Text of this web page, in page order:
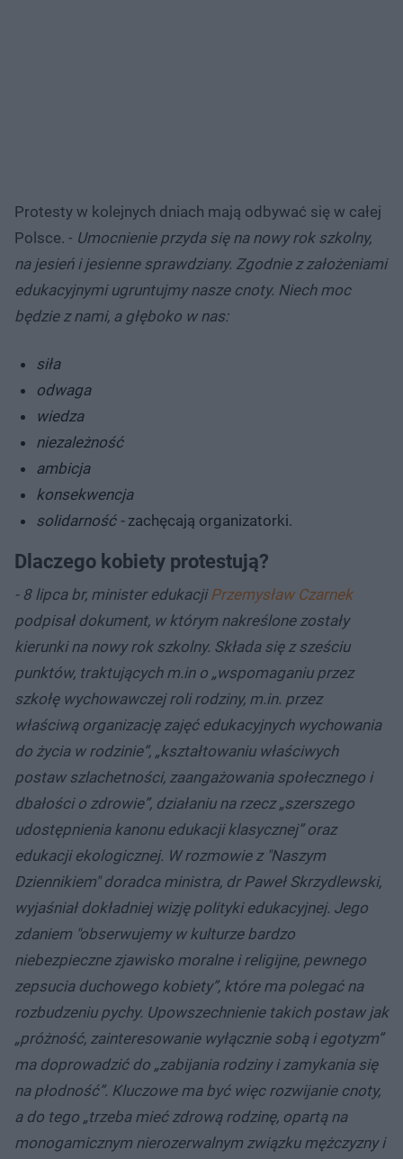
Protesty w kolejnych dniach mają odbywać się w całej
Polsce. - Umocnienie przyda się na nowy rok szkolny,
na jesień i jesienne sprawdziany. Zgodnie z założeniami
edukacyjnymi ugruntujmy nasze cnoty. Niech moc
będzie z nami, a głęboko w nas:
siła
odwaga
wiedza
niezależność
ambicja
konsekwencja
solidarność -zachęcają organizatorki.
Dlaczego kobiety protestują?
- 8 lipca br, minister edukacjiPrzemysław Czarnek
podpisał dokument, w którym nakreślone zostały
kierunki na nowy rok szkolny. Składa się z sześciu
punktów, traktujących m.in o „wspomaganiu przez
szkołę wychowawczej roli rodziny, m.in. przez
właściwą organizację zajęć edukacyjnych wychowania
do życia w rodzinie”, „kształtowaniu właściwych
postaw szlachetności, zaangażowania społecznego i
dbałości o zdrowie”, działaniu na rzecz „szerszego
udostępnienia kanonu edukacji klasycznej” oraz
edukacji ekologicznej. W rozmowie z "Naszym
Dziennikiem" doradca ministra, dr Paweł Skrzydlewski,
wyjaśniał dokładniej wizję polityki edukacyjnej. Jego
zdaniem "obserwujemy w kulturze bardzo
niebezpieczne zjawisko moralne i religijne, pewnego
zepsucia duchowego kobiety”, które ma polegać na
rozbudzeniu pychy. Upowszechnienie takich postaw jak
„próżność, zainteresowanie wyłącznie sobą i egotyzm”
ma doprowadzić do „zabijania rodziny i zamykania się
na płodność”. Kluczowe ma być więc rozwijanie cnoty,
a do tego „trzeba mieć zdrową rodzinę, opartą na
monogamicznym nierozerwalnym związku mężczyzny i